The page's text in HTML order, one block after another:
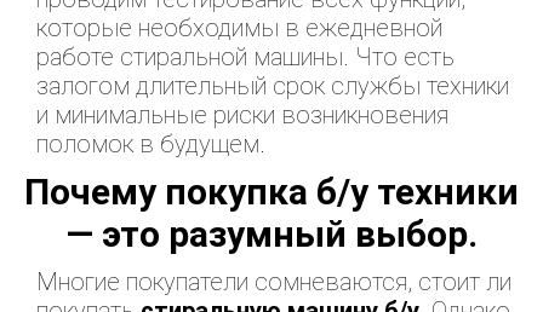
которые необходимы в ежедневной
работе стиральной машины. Что есть
залогом длительный срок службы техники
и минимальные риски возникновения
поломок в будущем.
Почему покупка б/у техники
— это разумный выбор.
Многие покупатели сомневаются, стоит ли